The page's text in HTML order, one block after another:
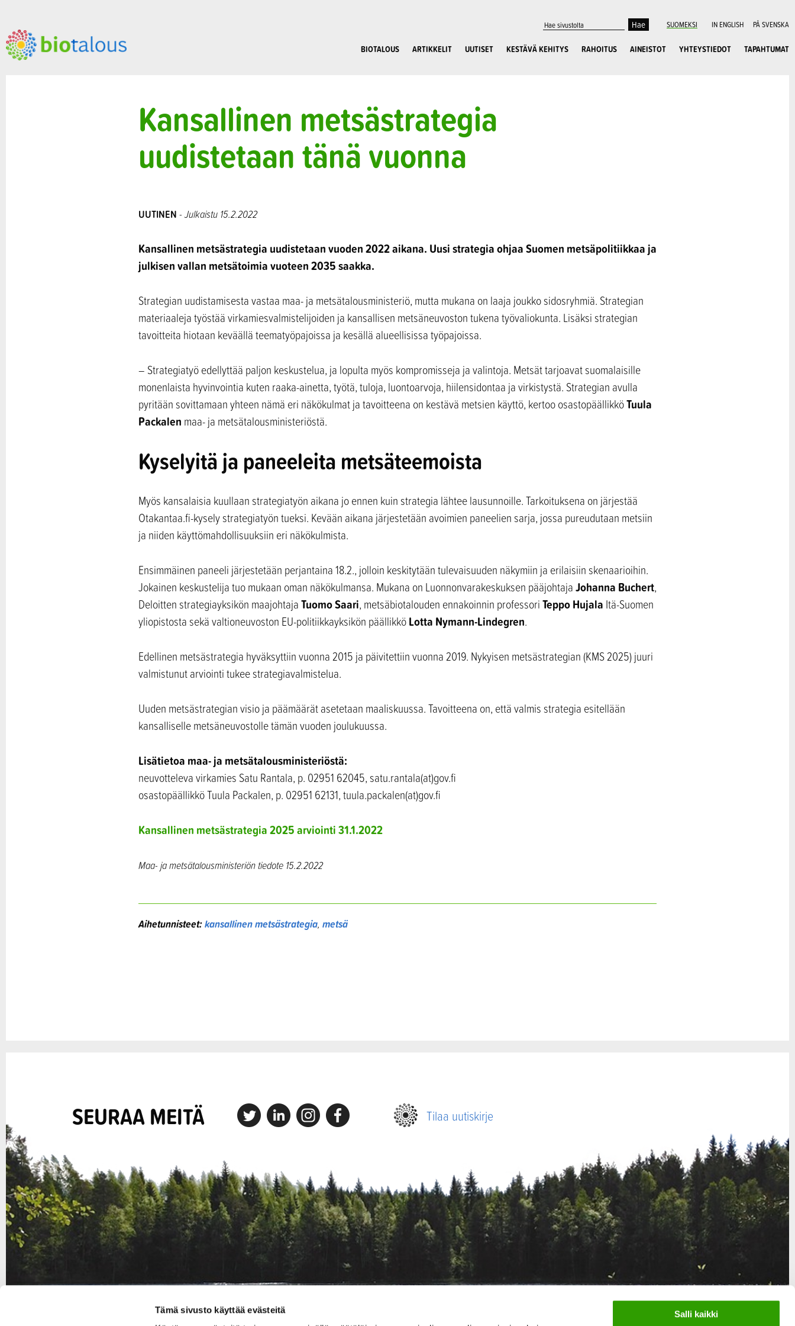
Tämä sivusto käyttää evästeitä
Salli kaikki
SUOMEKSI IN ENGLISH PÅ SVENSKA
BIOTALOUS ARTIKKELIT UUTISET KESTÄVÄ KEHITYS RAHOITUS AINEISTOT YHTEYSTIEDOT TAPAHTUMAT
Kansallinen metsästrategia
uudistetaan tänä vuonna
UUTINEN - Julkaistu 15.2.2022
Kansallinen metsästrategia uudistetaan vuoden 2022 aikana. Uusi strategia ohjaa Suomen metsäpolitiikkaa ja
julkisen vallan metsätoimia vuoteen 2035 saakka.
Strategian uudistamisesta vastaa maa- ja metsätalousministeriö, mutta mukana on laaja joukko sidosryhmiä. Strategian
materiaaleja työstää virkamiesvalmistelijoiden ja kansallisen metsäneuvoston tukena työvaliokunta. Lisäksi strategian
tavoitteita hiotaan keväällä teematyöpajoissa ja kesällä alueellisissa työpajoissa.
– Strategiatyö edellyttää paljon keskustelua, ja lopulta myös kompromisseja ja valintoja. Metsät tarjoavat suomalaisille
monenlaista hyvinvointia kuten raaka-ainetta, työtä, tuloja, luontoarvoja, hiilensidontaa ja virkistystä. Strategian avulla
pyritään sovittamaan yhteen nämä eri näkökulmat ja tavoitteena on kestävä metsien käyttö, kertoo osastopäällikköTuula
Packalen maa- ja metsätalousministeriöstä.
Kyselyitä ja paneeleita metsäteemoista
Myös kansalaisia kuullaan strategiatyön aikana jo ennen kuin strategia lähtee lausunnoille. Tarkoituksena on järjestää
Otakantaa.fi-kysely strategiatyön tueksi. Kevään aikana järjestetään avoimien paneelien sarja, jossa pureudutaan metsiin
ja niiden käyttömahdollisuuksiin eri näkökulmista.
Ensimmäinen paneeli järjestetään perjantaina 18.2., jolloin keskitytään tulevaisuuden näkymiin ja erilaisiin skenaarioihin.
Jokainen keskustelija tuo mukaan oman näkökulmansa. Mukana on Luonnonvarakeskuksen pääjohtajaJohanna Buchert,
Deloitten strategiayksikön maajohtajaTuomo Saari, metsäbiotalouden ennakoinnin professoriTeppo Hujala Itä-Suomen
yliopistosta sekä valtioneuvoston EU-politiikkayksikön päällikköLotta Nymann-Lindegren.
Edellinen metsästrategia hyväksyttiin vuonna 2015 ja päivitettiin vuonna 2019. Nykyisen metsästrategian (KMS 2025) juuri
valmistunut arviointi tukee strategiavalmistelua.
Uuden metsästrategian visio ja päämäärät asetetaan maaliskuussa. Tavoitteena on, että valmis strategia esitellään
kansalliselle metsäneuvostolle tämän vuoden joulukuussa.
Lisätietoa maa- ja metsätalousministeriöstä:
neuvotteleva virkamies Satu Rantala, p. 02951 62045, satu.rantala(at)gov.fi
osastopäällikkö Tuula Packalen, p. 02951 62131, tuula.packalen(at)gov.fi
Kansallinen metsästrategia 2025 arviointi 31.1.2022
Maa- ja metsätalousministeriön tiedote 15.2.2022
Aihetunnisteet:kansallinen metsästrategia, metsä
SEURAA MEITÄ X Linkedin InstagramFacebook Tilaa uutiskirje